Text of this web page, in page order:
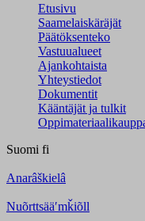
Etusivu
Saamelaiskäräjät
Päätöksenteko
Vastuualueet
Ajankohtaista
Yhteystiedot
Dokumentit
Kääntäjät ja tulkit
Suomi fi
Anarâškielâ
Nuõrttsääʹmǩiõll